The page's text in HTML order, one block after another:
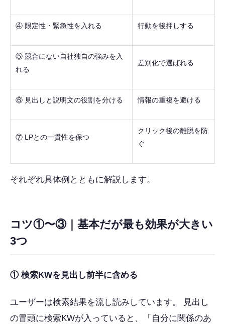
④ 限定性・緊急性を入れる 行動を後押しする
⑤ 競合にない自社独自の強みを入
れる
差別化で選ばれる
⑥ 見出しと説明文の役割を分ける 情報の重複を避ける
⑦ LPとの一貫性を保つ
クリック後の離脱を防
ぐ
それぞれ具体例とともに解説します。
コツ①〜③｜基本だが最も効果が大きい
3つ
① 検索KWを見出し前半に含める
ユーザーは検索結果を流し読みしています。 見出し
の冒頭に検索KWが入っていると、「自分に関係のあ